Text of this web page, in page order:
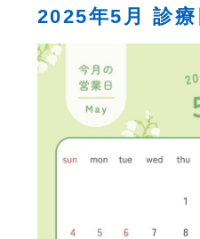
2025年5月 診療